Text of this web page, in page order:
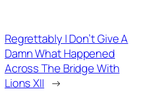
Regrettably I Don’t Give A
Damn What Happened
Across The Bridge With
Lions XII →